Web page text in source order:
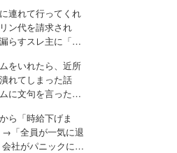
連れて行ってくれ
ン代を請求され
らすスレ主に「言
をいれたら、近所
れてしまった話
に文句を言ったと
ら「時給下げま
「全員が一気に退